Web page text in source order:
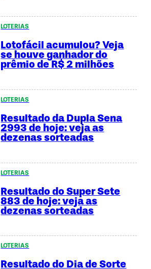
LOTERIAS
Lotofácil acumulou? Veja
se houve ganhador do
prêmio de R$ 2 milhões
LOTERIAS
Resultado da Dupla Sena
2993 de hoje: veja as
dezenas sorteadas
LOTERIAS
Resultado do Super Sete
883 de hoje: veja as
dezenas sorteadas
LOTERIAS
Resultado do Dia de Sorte